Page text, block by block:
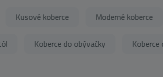
Kusové koberce Moderné koberce
Koberce do obývačky Koberce